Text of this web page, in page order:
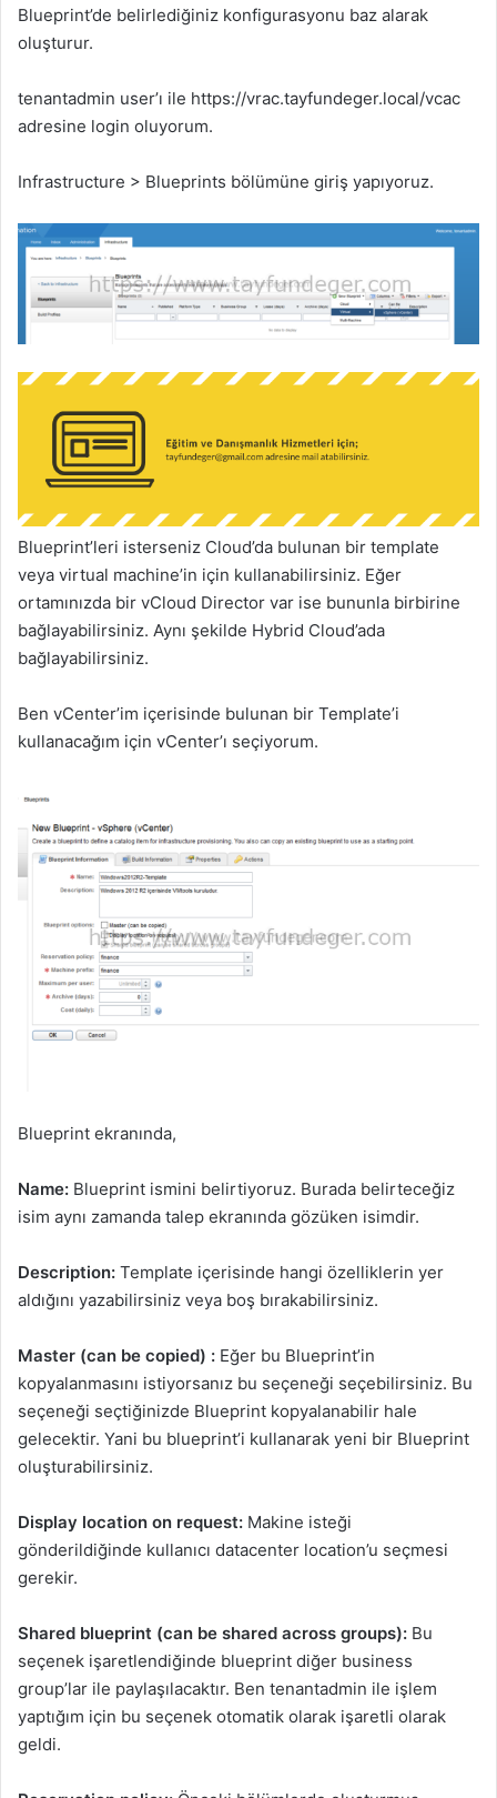
Blueprint’de belirlediğiniz konfigurasyonu baz alarak
oluşturur.
tenantadmin user’ı ile https://vrac.tayfundeger.local/vcac
adresine login oluyorum.
Infrastructure > Blueprints bölümüne giriş yapıyoruz.
Blueprint’leri isterseniz Cloud’da bulunan bir template
veya virtual machine’in için kullanabilirsiniz. Eğer
ortamınızda bir vCloud Director var ise bununla birbirine
bağlayabilirsiniz. Aynı şekilde Hybrid Cloud’ada
bağlayabilirsiniz.
Ben vCenter’im içerisinde bulunan bir Template’i
kullanacağım için vCenter’ı seçiyorum.
Blueprint ekranında,
Name: Blueprint ismini belirtiyoruz. Burada belirteceğiz
isim aynı zamanda talep ekranında gözüken isimdir.
Description: Template içerisinde hangi özelliklerin yer
aldığını yazabilirsiniz veya boş bırakabilirsiniz.
Master (can be copied) : Eğer bu Blueprint’in
kopyalanmasını istiyorsanız bu seçeneği seçebilirsiniz. Bu
seçeneği seçtiğinizde Blueprint kopyalanabilir hale
gelecektir. Yani bu blueprint’i kullanarak yeni bir Blueprint
oluşturabilirsiniz.
Display location on request: Makine isteği
gönderildiğinde kullanıcı datacenter location’u seçmesi
gerekir.
Shared blueprint (can be shared across groups): Bu
seçenek işaretlendiğinde blueprint diğer business
group’lar ile paylaşılacaktır. Ben tenantadmin ile işlem
yaptığım için bu seçenek otomatik olarak işaretli olarak
geldi.